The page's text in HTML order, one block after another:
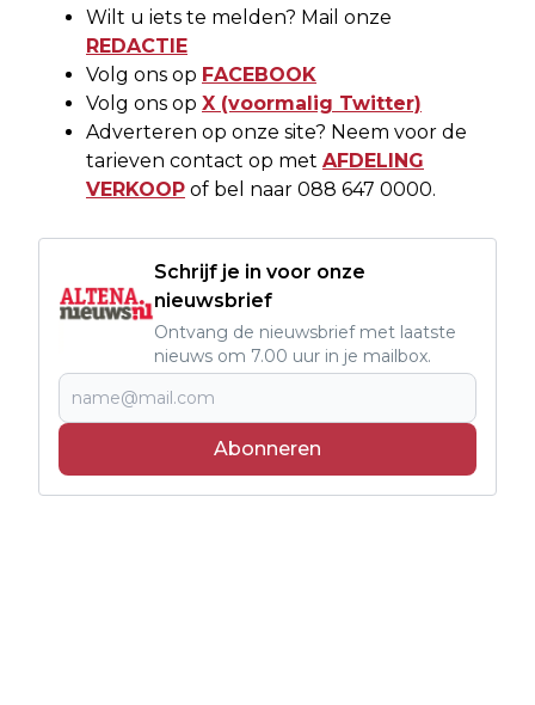
Wilt u iets te melden? Mail onze
REDACTIE
Volg ons op FACEBOOK
Volg ons op X (voormalig Twitter)
Adverteren op onze site? Neem voor de
tarieven contact op met AFDELING
VERKOOP of bel naar 088 647 0000.
Schrijf je in voor onze
nieuwsbrief
Ontvang de nieuwsbrief met laatste
nieuws om 7.00 uur in je mailbox.
Abonneren